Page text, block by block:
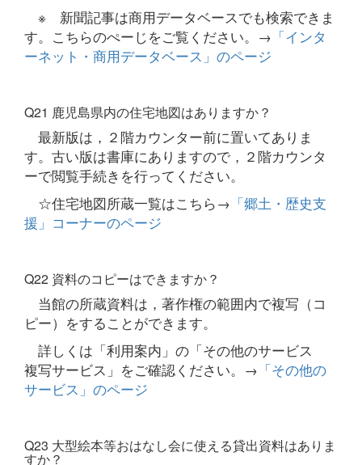
※ 新聞記事は商用データベースでも検索できま
す。こちらのぺーじをご覧ください。→ 「インタ
ーネット・商用データベース」のページ
Q21 鹿児島県内の住宅地図はありますか？
最新版は，２階カウンター前に置いてありま
す。古い版は書庫にありますので，２階カウンタ
ーで閲覧手続きを行ってください。
☆住宅地図所蔵一覧はこちら→ 「郷土・歴史支
援」コーナーのページ
Q22 資料のコピーはできますか？
当館の所蔵資料は，著作権の範囲内で複写（コ
ピー）をすることができます。
詳しくは「利用案内」の「その他のサービス
複写サービス」をご確認ください。→ 「その他の
サービス」のページ
Q23 大型絵本等おはなし会に使える貸出資料はありま
すか？